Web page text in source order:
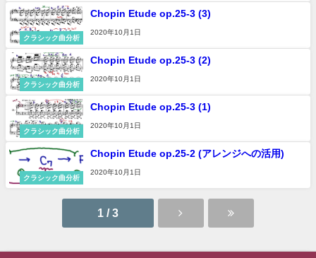
クラシック曲分析
Chopin Etude op.25-3 (3)
2020年10月1日
クラシック曲分析
Chopin Etude op.25-3 (2)
2020年10月1日
クラシック曲分析
Chopin Etude op.25-3 (1)
2020年10月1日
クラシック曲分析
Chopin Etude op.25-2 (アレンジへの活用)
2020年10月1日
1 / 3